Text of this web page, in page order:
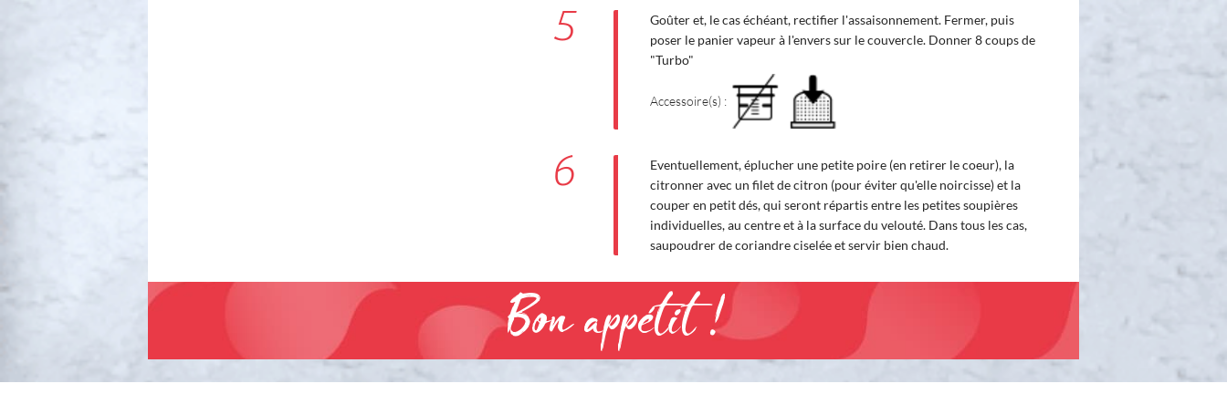
5
Goûter et, le cas échéant, rectifier l'assaisonnement. Fermer, puis
poser le panier vapeur à l'envers sur le couvercle. Donner 8 coups de
"Turbo"
Accessoire(s) :
6
Eventuellement, éplucher une petite poire (en retirer le coeur), la
citronner avec un filet de citron (pour éviter qu'elle noircisse) et la
couper en petit dés, qui seront répartis entre les petites soupières
individuelles, au centre et à la surface du velouté. Dans tous les cas,
saupoudrer de coriandre ciselée et servir bien chaud.
Bon appétit !